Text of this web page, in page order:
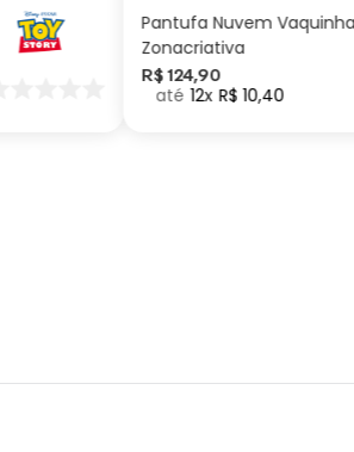
Pantufa Nuvem
Zonacriativa
R$ 124,90
12 R$ 10,40